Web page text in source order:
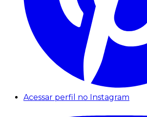
Acessar perfil no Instagram